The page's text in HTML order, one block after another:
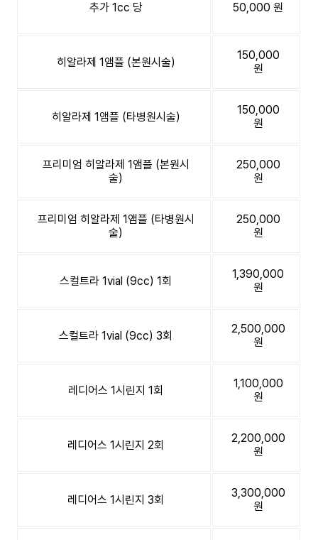
추가 1cc 당 50,000 원
히알라제 1앰플 (본원시술)
150,000
원
히알라제 1앰플 (타병원시술)
150,000
원
프리미엄 히알라제 1앰플 (본원시
술)
250,000
원
프리미엄 히알라제 1앰플 (타병원시
술)
250,000
원
스컬트라 1vial (9cc) 1회
1,390,000
원
스컬트라 1vial (9cc) 3회
2,500,000
원
레디어스 1시린지 1회
1,100,000
원
레디어스 1시린지 2회
2,200,000
원
레디어스 1시린지 3회
3,300,000
원